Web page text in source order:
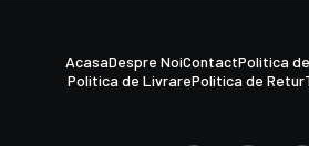
AcasaDespre NoiContactPolitica
Politica de LivrarePolitica de Retur